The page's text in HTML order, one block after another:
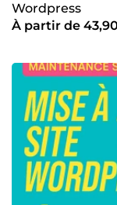
Wordpress
À partir de